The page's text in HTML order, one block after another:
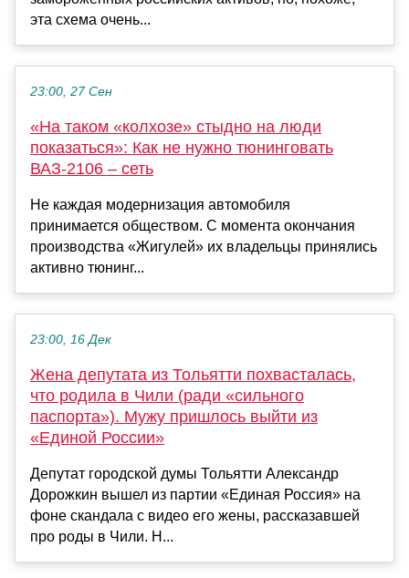
эта схема очень...
23:00, 27 Сен
«На таком «колхозе» стыдно на люди
показаться»: Как не нужно тюнинговать
ВАЗ-2106 – сеть
Не каждая модернизация автомобиля
принимается обществом. С момента окончания
производства «Жигулей» их владельцы принялись
активно тюнинг...
23:00, 16 Дек
Жена депутата из Тольятти похвасталась,
что родила в Чили (ради «сильного
паспорта»). Мужу пришлось выйти из
«Единой России»
Депутат городской думы Тольятти Александр
Дорожкин вышел из партии «Единая Россия» на
фоне скандала с видео его жены, рассказавшей
про роды в Чили. Н...